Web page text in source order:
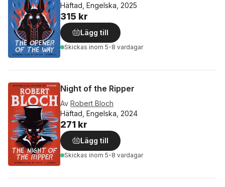
Häftad, Engelska, 2025
315 kr
Lägg till
Skickas inom 5-8 vardagar
Night of the Ripper
Av Robert Bloch
Häftad, Engelska, 2024
271 kr
Lägg till
Skickas inom 5-8 vardagar